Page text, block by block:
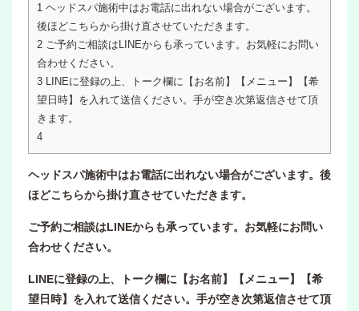
1 ヘッドスパ施術中はお電話に出れない場合がございます。
後ほどこちらから掛け直させていただきます。
2 ご予約ご相談はLINEからも承っています。お気軽にお問い
合わせください。
3 LINEに登録の上、トーク欄に【お名前】【メニュー】【希
望日時】を入れて送信ください。手が空き次第返信させて頂
きます。
4
ヘッドスパ施術中はお電話に出れない場合がございます。後
ほどこちらから掛け直させていただきます。
ご予約ご相談はLINEからも承っています。お気軽にお問い
合わせください。
LINEに登録の上、トーク欄に【お名前】【メニュー】【希
望日時】を入れて送信ください。手が空き次第返信させて頂